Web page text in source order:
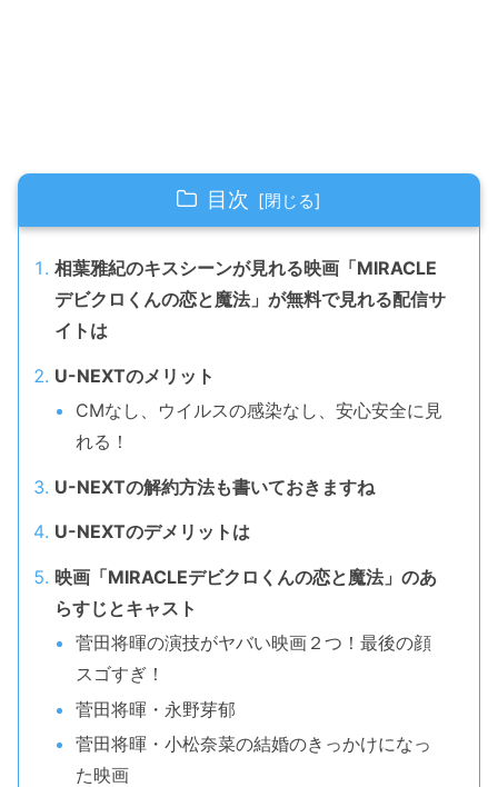
目次
相葉雅紀のキスシーンが見れる映画「MIRACLE
デビクロくんの恋と魔法」が無料で見れる配信サ
イトは
U-NEXTのメリット
CMなし、ウイルスの感染なし、安心安全に見
れる！
U-NEXTの解約方法も書いておきますね
U-NEXTのデメリットは
映画「MIRACLEデビクロくんの恋と魔法」のあ
らすじとキャスト
菅田将暉の演技がヤバい映画２つ！最後の顔
スゴすぎ！
菅田将暉・永野芽郁
菅田将暉・小松奈菜の結婚のきっかけになっ
た映画